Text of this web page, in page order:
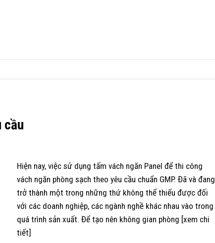
cầu
Hiện nay, việc sử dụng tấm vách ngăn Panel để thi công
vách ngăn phòng sạch theo yêu cầu chuẩn GMP. Đã và đang
trở thành một trong những thứ không thể thiếu được đối
với các doanh nghiệp, các ngành nghề khác nhau vào trong
quá trình sản xuất. Để tạo nên không gian phòng [xem chi
tiết]